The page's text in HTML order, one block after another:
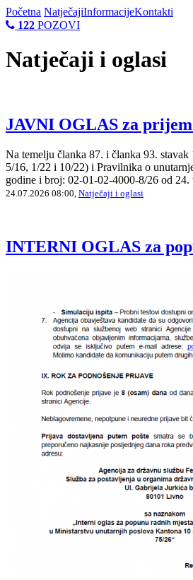
Početna NatječajiInformacijeKontakti
122 POZOVI
Natječaji i oglasi
JAVNI OGLAS za
Na temelju članka 87. i članka 93.
5/16, 1/22 i 10/22) i Pravilnika o
godine i broj: 02-01-02-4000-8/26 od
24.07.2026 08:00, Natječaji i oglasi
INTERNI OGLAS za